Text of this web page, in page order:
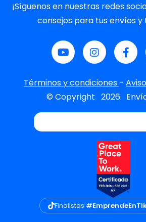
¡Síguenos en nuestras redes
consejos para tus envíos y
Términos y condiciones -
© Copyright 2026
Finalistas